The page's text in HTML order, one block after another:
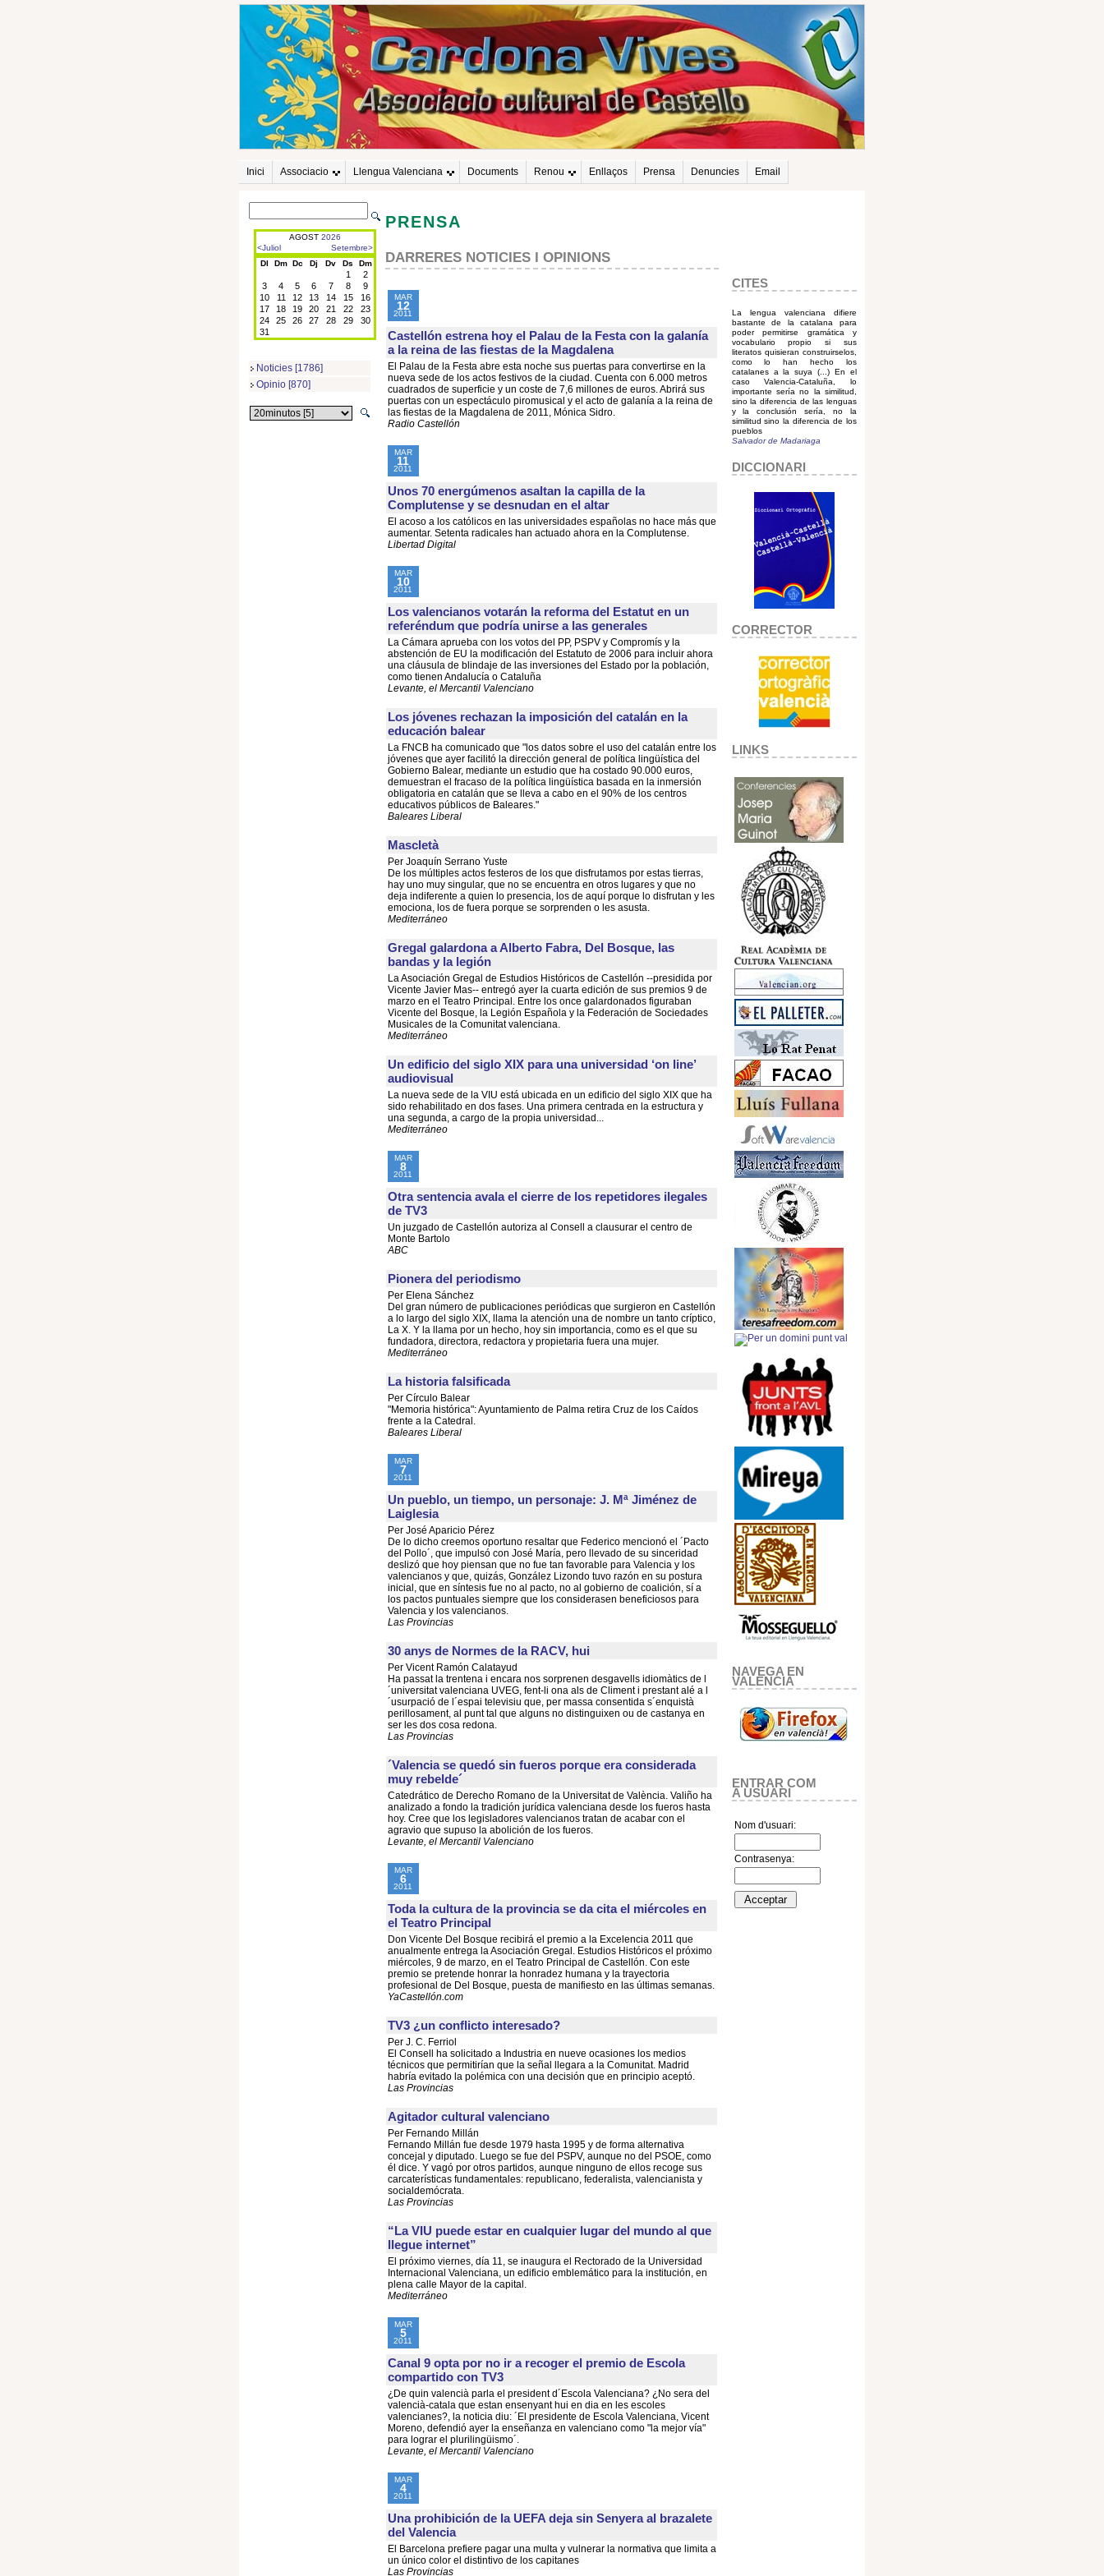
Inici Associacio Llengua Valenciana Documents Renou Enllaços Prensa Denuncies Email
Noticies [1786]
Opinio [870]
CITES
La lengua valenciana difiere
bastante de la catalana para
poder permitirse gramática y
vocabulario propio si sus
literatos quisieran construirselos,
como lo han hecho los
catalanes a la suya (...) En el
caso Valencia-Cataluña, lo
importante sería no la similitud,
sino la diferencia de las lenguas
y la conclusión sería, no la
similitud sino la diferencia de los
pueblos
Salvador de Madariaga
DICCIONARI
CORRECTOR
LINKS
NAVEGA EN
VALENCIA
ENTRAR COM
A USUARI
Nom d'usuari:
Contrasenya:
PRENSA
DARRERES NOTICIES I OPINIONS
MAR
12
2011
Castellón estrena hoy el Palau de la Festa con la galanía
a la reina de las fiestas de la Magdalena
El Palau de la Festa abre esta noche sus puertas para convertirse en la
nueva sede de los actos festivos de la ciudad. Cuenta con 6.000 metros
cuadrados de superficie y un coste de 7,6 millones de euros. Abrirá sus
puertas con un espectáculo piromusical y el acto de galanía a la reina de
las fiestas de la Magdalena de 2011, Mónica Sidro.
Radio Castellón
MAR
11
2011
Unos 70 energúmenos asaltan la capilla de la
Complutense y se desnudan en el altar
El acoso a los católicos en las universidades españolas no hace más que
aumentar. Setenta radicales han actuado ahora en la Complutense.
Libertad Digital
MAR
10
2011
Los valencianos votarán la reforma del Estatut en un
referéndum que podría unirse a las generales
La Cámara aprueba con los votos del PP, PSPV y Compromís y la
abstención de EU la modificación del Estatuto de 2006 para incluir ahora
una cláusula de blindaje de las inversiones del Estado por la población,
como tienen Andalucía o Cataluña
Levante, el Mercantil Valenciano
Los jóvenes rechazan la imposición del catalán en la
educación balear
La FNCB ha comunicado que "los datos sobre el uso del catalán entre los
jóvenes que ayer facilitó la dirección general de política lingüística del
Gobierno Balear, mediante un estudio que ha costado 90.000 euros,
demuestran el fracaso de la política lingüística basada en la inmersión
obligatoria en catalán que se lleva a cabo en el 90% de los centros
educativos públicos de Baleares."
Baleares Liberal
Mascletà
Per Joaquín Serrano Yuste
De los múltiples actos festeros de los que disfrutamos por estas tierras,
hay uno muy singular, que no se encuentra en otros lugares y que no
deja indiferente a quien lo presencia, los de aquí porque lo disfrutan y les
emociona, los de fuera porque se sorprenden o les asusta.
Mediterráneo
Gregal galardona a Alberto Fabra, Del Bosque, las
bandas y la legión
La Asociación Gregal de Estudios Históricos de Castellón --presidida por
Vicente Javier Mas-- entregó ayer la cuarta edición de sus premios 9 de
marzo en el Teatro Principal. Entre los once galardonados figuraban
Vicente del Bosque, la Legión Española y la Federación de Sociedades
Musicales de la Comunitat valenciana.
Mediterráneo
Un edificio del siglo XIX para una universidad ‘on line’
audiovisual
La nueva sede de la VIU está ubicada en un edificio del siglo XIX que ha
sido rehabilitado en dos fases. Una primera centrada en la estructura y
una segunda, a cargo de la propia universidad...
Mediterráneo
MAR
8
2011
Otra sentencia avala el cierre de los repetidores ilegales
de TV3
Un juzgado de Castellón autoriza al Consell a clausurar el centro de
Monte Bartolo
ABC
Pionera del periodismo
Per Elena Sánchez
Del gran número de publicaciones periódicas que surgieron en Castellón
a lo largo del siglo XIX, llama la atención una de nombre un tanto críptico,
La X. Y la llama por un hecho, hoy sin importancia, como es el que su
fundadora, directora, redactora y propietaria fuera una mujer.
Mediterráneo
La historia falsificada
Per Círculo Balear
"Memoria histórica": Ayuntamiento de Palma retira Cruz de los Caídos
frente a la Catedral.
Baleares Liberal
MAR
7
2011
Un pueblo, un tiempo, un personaje: J. Mª Jiménez de
Laiglesia
Per José Aparicio Pérez
De lo dicho creemos oportuno resaltar que Federico mencionó el ´Pacto
del Pollo´, que impulsó con José María, pero llevado de su sinceridad
deslizó que hoy piensan que no fue tan favorable para Valencia y los
valencianos y que, quizás, González Lizondo tuvo razón en su postura
inicial, que en síntesis fue no al pacto, no al gobierno de coalición, sí a
los pactos puntuales siempre que los considerasen beneficiosos para
Valencia y los valencianos.
Las Provincias
30 anys de Normes de la RACV, hui
Per Vicent Ramón Calatayud
Ha passat la trentena i encara nos sorprenen desgavells idiomàtics de l
´universitat valenciana UVEG, fent-li ona als de Climent i prestant alé a l
´usurpació de l´espai televisiu que, per massa consentida s´enquistà
perillosament, al punt tal que alguns no distinguixen ou de castanya en
ser les dos cosa redona.
Las Provincias
´Valencia se quedó sin fueros porque era considerada
muy rebelde´
Catedrático de Derecho Romano de la Universitat de València. Valiño ha
analizado a fondo la tradición jurídica valenciana desde los fueros hasta
hoy. Cree que los legisladores valencianos tratan de acabar con el
agravio que supuso la abolición de los fueros.
Levante, el Mercantil Valenciano
MAR
6
2011
Toda la cultura de la provincia se da cita el miércoles en
el Teatro Principal
Don Vicente Del Bosque recibirá el premio a la Excelencia 2011 que
anualmente entrega la Asociación Gregal. Estudios Históricos el próximo
miércoles, 9 de marzo, en el Teatro Principal de Castellón. Con este
premio se pretende honrar la honradez humana y la trayectoria
profesional de Del Bosque, puesta de manifiesto en las últimas semanas.
YaCastellón.com
TV3 ¿un conflicto interesado?
Per J. C. Ferriol
El Consell ha solicitado a Industria en nueve ocasiones los medios
técnicos que permitirían que la señal llegara a la Comunitat. Madrid
habría evitado la polémica con una decisión que en principio aceptó.
Las Provincias
Agitador cultural valenciano
Per Fernando Millán
Fernando Millán fue desde 1979 hasta 1995 y de forma alternativa
concejal y diputado. Luego se fue del PSPV, aunque no del PSOE, como
él dice. Y vagó por otros partidos, aunque ninguno de ellos recoge sus
carcaterísticas fundamentales: republicano, federalista, valencianista y
socialdemócrata.
Las Provincias
“La VIU puede estar en cualquier lugar del mundo al que
llegue internet”
El próximo viernes, día 11, se inaugura el Rectorado de la Universidad
Internacional Valenciana, un edificio emblemático para la institución, en
plena calle Mayor de la capital.
Mediterráneo
MAR
5
2011
Canal 9 opta por no ir a recoger el premio de Escola
compartido con TV3
¿De quin valencià parla el president d´Escola Valenciana? ¿No sera del
valencià-catala que estan ensenyant hui en dia en les escoles
valencianes?, la noticia diu: ´El presidente de Escola Valenciana, Vicent
Moreno, defendió ayer la enseñanza en valenciano como "la mejor vía"
para lograr el plurilingüismo´.
Levante, el Mercantil Valenciano
MAR
4
2011
Una prohibición de la UEFA deja sin Senyera al brazalete
del Valencia
El Barcelona prefiere pagar una multa y vulnerar la normativa que limita a
un único color el distintivo de los capitanes
Las Provincias